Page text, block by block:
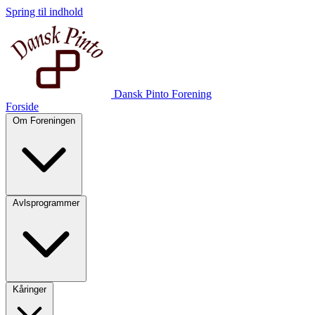
Spring til indhold
Dansk Pinto Forening
Forside
Om Foreningen
Avlsprogrammer
Kåringer